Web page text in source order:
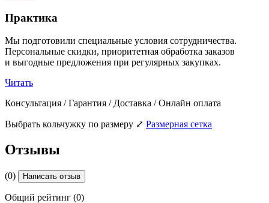
Практика
Мы подготовили специальные условия сотрудничества.
Персональные скидки, приоритетная обработка заказов
и выгодные предложения при регулярных закупках.
Читать
Консультация / Гарантия / Доставка / Онлайн оплата
Выбрать кольчужку по размеру ⤢ Размерная сетка
Отзывы
(0) Написать отзыв
Общий рейтинг (0)